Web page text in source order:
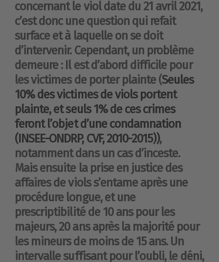
concernant le viol date du 21 avril 2021,
c’est donc une question qui refait
surface et à laquelle on se doit
d’intervenir. Cependant, un problème
demeure : Il est d’abord difficile pour
les victimes de porter plainte (Seules
10% des victimes de viols portent
plainte, et seuls 1% de ces crimes
feront l’objet d’une condamnation
(INSEE-ONDRP, CVF, 2010-2015)),
notamment dans un cas d’inceste.
Mais ensuite la prise en justice des
affaires de viols s’entame après une
procédure longue, et une
prescriptibilité de 10 ans pour les
majeurs, 20 ans après la majorité pour
les mineurs de moins de 15 ans. Un
intervalle suffisant pour l’oubli, le déni,